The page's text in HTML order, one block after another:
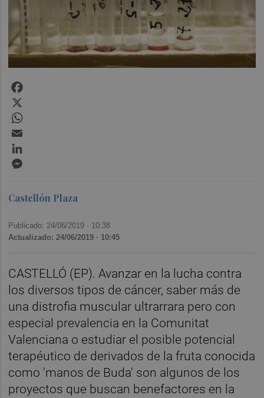
Castellón Plaza
Publicado: 24/06/2019 · 10:38
Actualizado: 24/06/2019 · 10:45
CASTELLÓ (EP). Avanzar en la lucha contra
los diversos tipos de cáncer, saber más de
una distrofia muscular ultrarrara pero con
especial prevalencia en la Comunitat
Valenciana o estudiar el posible potencial
terapéutico de derivados de la fruta conocida
como 'manos de Buda' son algunos de los
proyectos que buscan benefactores en la